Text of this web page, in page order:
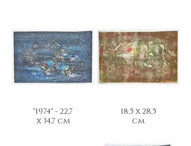
"1974" - 22,7
x 34,7 cm
18,5 x 28,5
cm